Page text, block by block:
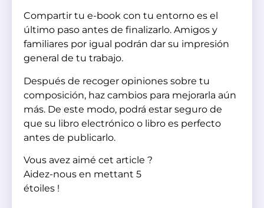
Compartir tu e-book con tu entorno es el
último paso antes de finalizarlo. Amigos y
familiares por igual podrán dar su impresión
general de tu trabajo.
Después de recoger opiniones sobre tu
composición, haz cambios para mejorarla aún
más. De este modo, podrá estar seguro de
que su libro electrónico o libro es perfecto
antes de publicarlo.
Vous avez aimé cet article ?
Aidez-nous en mettant 5
étoiles !